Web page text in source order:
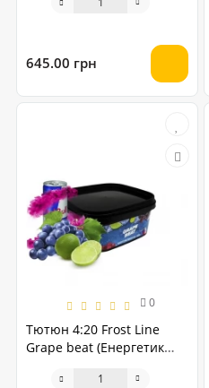
645.00 грн
0
Тютюн 4:20 Frost Line
Grape beat (Енергетик